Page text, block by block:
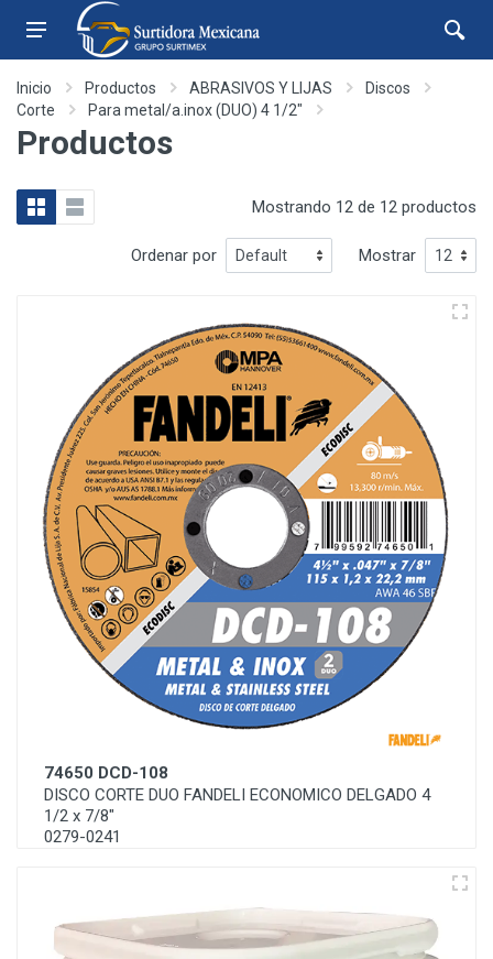
Inicio Productos ABRASIVOS Y LIJAS
Discos
Corte
Para metal/a.inox (DUO) 4 1/2"
Productos
Mostrando 12 de 12 productos
Ordenar por Mostrar
74650 DCD-108
DISCO CORTE DUO FANDELI ECONOMICO DELGADO 4
1/2 x 7/8"
0279-0241